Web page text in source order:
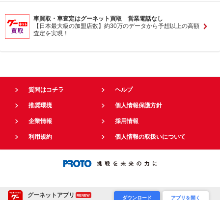
グーネットアプリ RENEW ダウンロード アプリを開く
車買取・車査定はグーネット買取 営業電話なし
【日本最大級の加盟店数】約30万のデータから予想以上の高額
査定を実現！
質問はコチラ ヘルプ
推奨環境 個人情報保護方針
企業情報 採用情報
利用規約 個人情報の取扱いについて